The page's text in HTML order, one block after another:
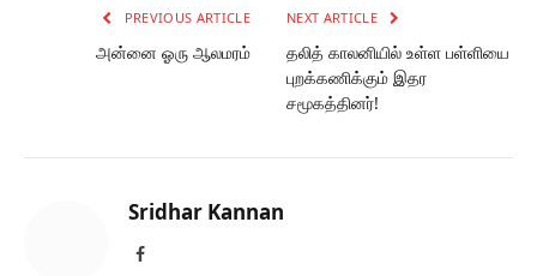
PREVIOUS ARTICLE
அன்னை ஓரு ஆலமரம்
NEXT ARTICLE
தலித் காலனியில் உள்ள பள்ளியை
புறக்கணிக்கும் இதர
சமூகத்தினர்!
Sridhar Kannan
Facebook